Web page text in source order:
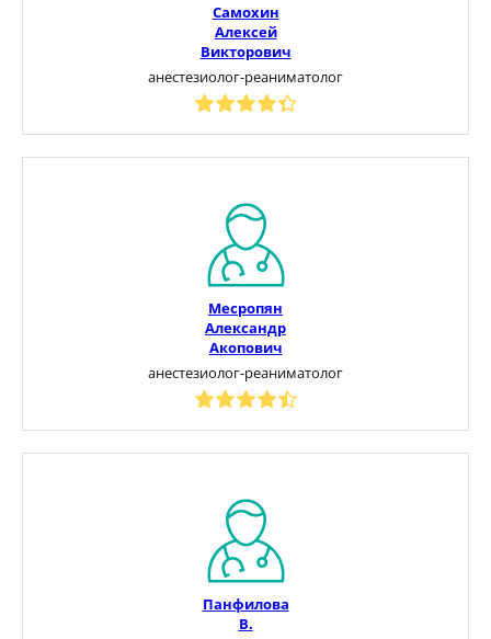
Самохин
Алексей
Викторович
анестезиолог-реаниматолог
Месропян
Александр
Акопович
анестезиолог-реаниматолог
Панфилова
В.